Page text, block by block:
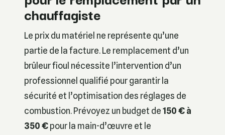
chauffagiste
Le prix du matériel ne représente qu’une
partie de la facture. Le remplacement d’un
brûleur fioul nécessite l’intervention d’un
professionnel qualifié pour garantir la
sécurité et l’optimisation des réglages de
combustion. Prévoyez un budget de150 € à
350 €pour la main-d’œuvre et le